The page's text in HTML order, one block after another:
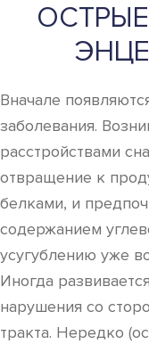
Вначале
заболевания.
расстройствами
отвращение к
белками, и
содержанием
усугублению уже
Иногда
нарушения со
тракта. Нередко